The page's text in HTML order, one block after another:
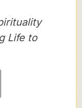
Life to